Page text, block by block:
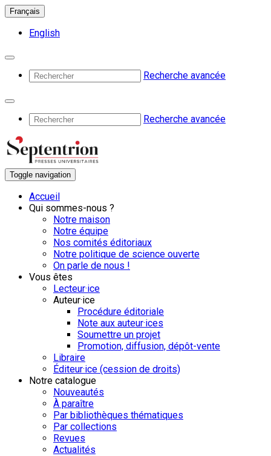
Français
English
Recherche avancée
Recherche avancée
Toggle navigation
Accueil
Qui sommes-nous ?
Notre maison
Notre équipe
Nos comités éditoriaux
Notre politique de science ouverte
On parle de nous !
Vous êtes
Lecteur·ice
Auteur·ice
Procédure éditoriale
Note aux auteur·ices
Soumettre un projet
Promotion, diffusion, dépôt-vente
Libraire
Éditeur·ice (cession de droits)
Notre catalogue
Nouveautés
À paraître
Par bibliothèques thématiques
Par collections
Revues
Actualités